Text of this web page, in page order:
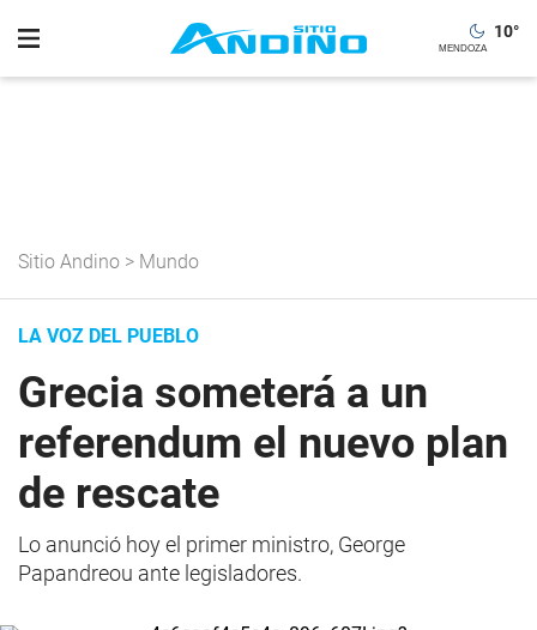
10°
Sitio Andino > Mundo
LA VOZ DEL PUEBLO
Grecia someterá a un
referendum el nuevo plan
de rescate
Lo anunció hoy el primer ministro, George
Papandreou ante legisladores.